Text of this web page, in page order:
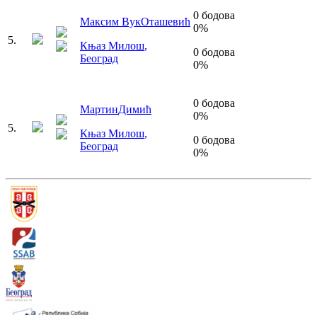
5.
Максим ВукОташевић
Књаз Милош,
Београд
0 бодова
0%
0 бодова
0%
5.
МартинДимић
Књаз Милош,
Београд
0 бодова
0%
0 бодова
0%